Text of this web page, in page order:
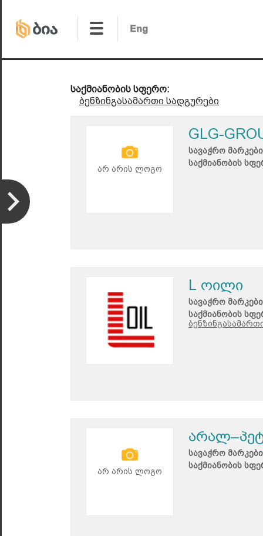
საქმიანობის სფერო:
ბენზინგასამართი სადგურები
არ არის ლოგო
GLG-
სავაჭრო
საქმიანობის
L ოილი
სავაჭრო
საქმიანობის
არ არის ლოგო
სავაჭრო
საქმიანობის